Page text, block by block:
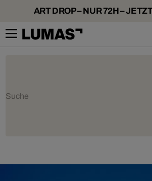
ART DROP – NUR 72H –